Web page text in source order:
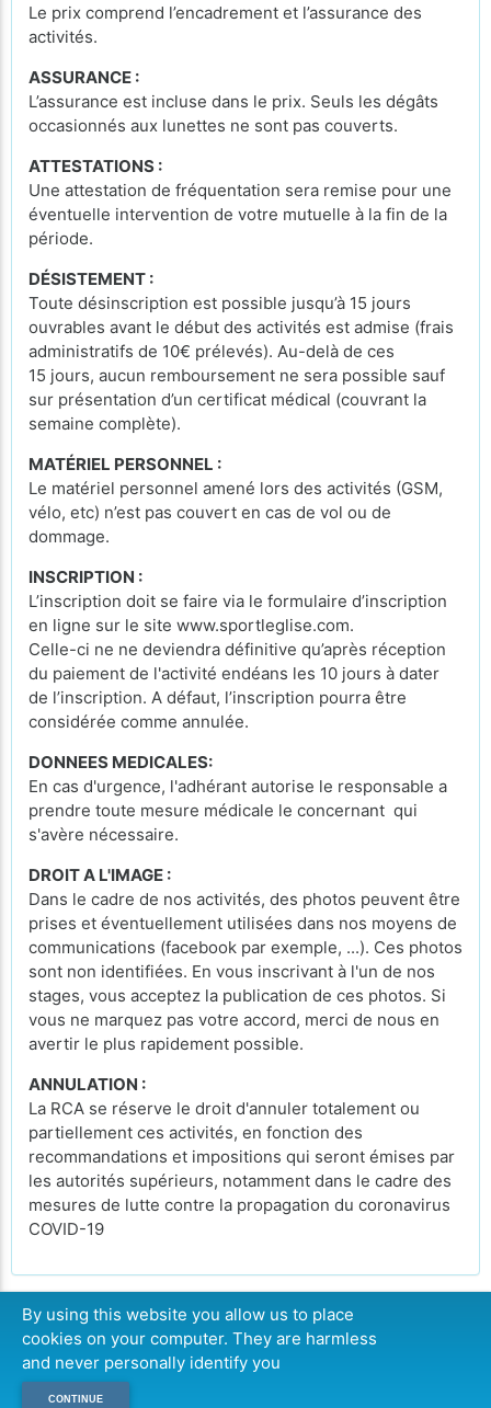
Le prix comprend l’encadrement et l’assurance des
activités.
ASSURANCE :
L’assurance est incluse dans le prix. Seuls les dégâts
occasionnés aux lunettes ne sont pas couverts.
ATTESTATIONS :
Une attestation de fréquentation sera remise pour une
éventuelle intervention de votre mutuelle à la fin de la
période.
DÉSISTEMENT :
Toute désinscription est possible jusqu’à 15 jours
ouvrables avant le début des activités est admise (frais
administratifs de 10€ prélevés). Au-delà de ces
15 jours, aucun remboursement ne sera possible sauf
sur présentation d’un certificat médical (couvrant la
semaine complète).
MATÉRIEL PERSONNEL :
Le matériel personnel amené lors des activités (GSM,
vélo, etc) n’est pas couvert en cas de vol ou de
dommage.
INSCRIPTION :
L’inscription doit se faire via le formulaire d’inscription
en ligne sur le site www.sportleglise.com.
Celle-ci ne ne deviendra définitive qu’après réception
du paiement de l'activité endéans les 10 jours à dater
de l’inscription. A défaut, l’inscription pourra être
considérée comme annulée.
DONNEES MEDICALES:
En cas d'urgence, l'adhérant autorise le responsable a
prendre toute mesure médicale le concernant qui
s'avère nécessaire.
DROIT A L'IMAGE :
Dans le cadre de nos activités, des photos peuvent être
prises et éventuellement utilisées dans nos moyens de
communications (facebook par exemple, ...). Ces photos
sont non identifiées. En vous inscrivant à l'un de nos
stages, vous acceptez la publication de ces photos. Si
vous ne marquez pas votre accord, merci de nous en
avertir le plus rapidement possible.
ANNULATION :
La RCA se réserve le droit d'annuler totalement ou
partiellement ces activités, en fonction des
recommandations et impositions qui seront émises par
les autorités supérieurs, notamment dans le cadre des
mesures de lutte contre la propagation du coronavirus
COVID-19
LISTE D'ATTENTE
By using this website you allow us to place
cookies on your computer. They are harmless
and never personally identify you
CONTINUE